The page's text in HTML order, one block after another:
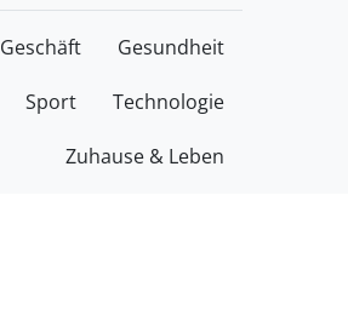
Geschäft Gesundheit
Sport Technologie
Zuhause & Leben